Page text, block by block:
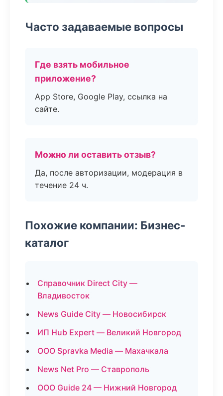
Часто задаваемые вопросы
Где взять мобильное
приложение?
App Store, Google Play, ссылка на
сайте.
Можно ли оставить отзыв?
Да, после авторизации, модерация в
течение 24 ч.
Похожие компании: Бизнес-
каталог
Справочник Direct City —
Владивосток
News Guide City — Новосибирск
ИП Hub Expert — Великий Новгород
ООО Spravka Media — Махачкала
News Net Pro — Ставрополь
ООО Guide 24 — Нижний Новгород